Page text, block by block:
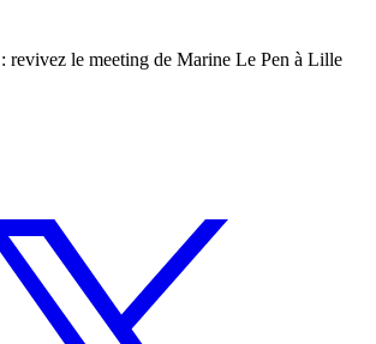
revivez le meeting de Marine Le Pen à Lille